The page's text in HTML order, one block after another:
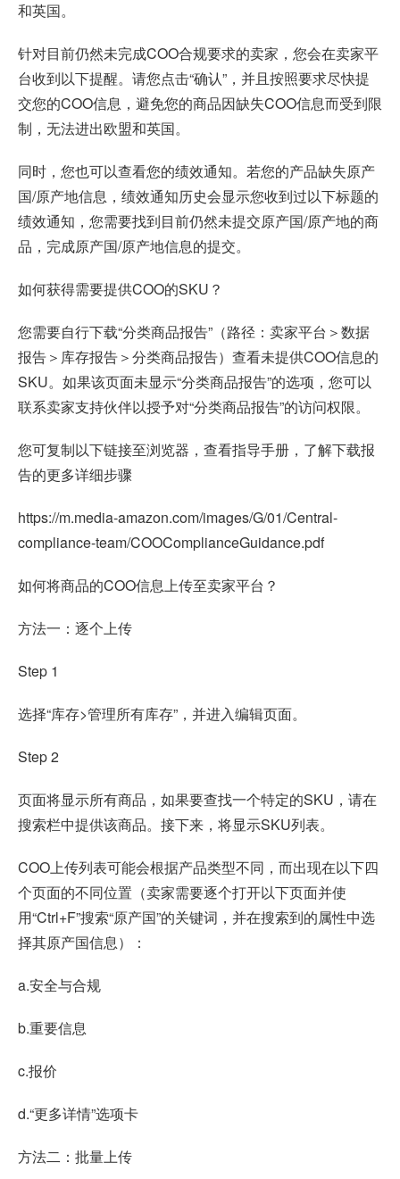
和英国。
针对目前仍然未完成COO合规要求的卖家，您会在卖家平
台收到以下提醒。请您点击“确认”，并且按照要求尽快提
交您的COO信息，避免您的商品因缺失COO信息而受到限
制，无法进出欧盟和英国。
同时，您也可以查看您的绩效通知。若您的产品缺失原产
国/原产地信息，绩效通知历史会显示您收到过以下标题的
绩效通知，您需要找到目前仍然未提交原产国/原产地的商
品，完成原产国/原产地信息的提交。
如何获得需要提供COO的SKU？
您需要自行下载“分类商品报告”（路径：卖家平台＞数据
报告＞库存报告＞分类商品报告）查看未提供COO信息的
SKU。如果该页面未显示“分类商品报告”的选项，您可以
联系卖家支持伙伴以授予对“分类商品报告”的访问权限。
您可复制以下链接至浏览器，查看指导手册，了解下载报
告的更多详细步骤
https://m.media-amazon.com/images/G/01/Central-
compliance-team/COOComplianceGuidance.pdf
如何将商品的COO信息上传至卖家平台？
方法一：逐个上传
Step 1
选择“库存>管理所有库存”，并进入编辑页面。
Step 2
页面将显示所有商品，如果要查找一个特定的SKU，请在
搜索栏中提供该商品。接下来，将显示SKU列表。
COO上传列表可能会根据产品类型不同，而出现在以下四
个页面的不同位置（卖家需要逐个打开以下页面并使
用“Ctrl+F”搜索“原产国”的关键词，并在搜索到的属性中选
择其原产国信息）：
a.安全与合规
b.重要信息
c.报价
d.“更多详情”选项卡
方法二：批量上传